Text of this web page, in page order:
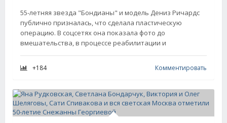
55-летняя звезда "Бондианы" и модель Дениз Ричардс
публично призналась, что сделала пластическую
операцию. В соцсетях она показала фото до
вмешательства, в процессе реабилитации и
+184 Комментировать